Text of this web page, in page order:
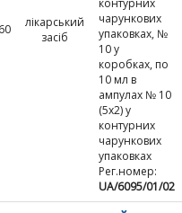
лікарський
засіб
контурних
чарункових
упаковках, №
10 у
коробках, по
10 мл в
ампулах № 10
(5х2) у
контурних
чарункових
упаковках
Рег.номер:
UA/6095/01/02